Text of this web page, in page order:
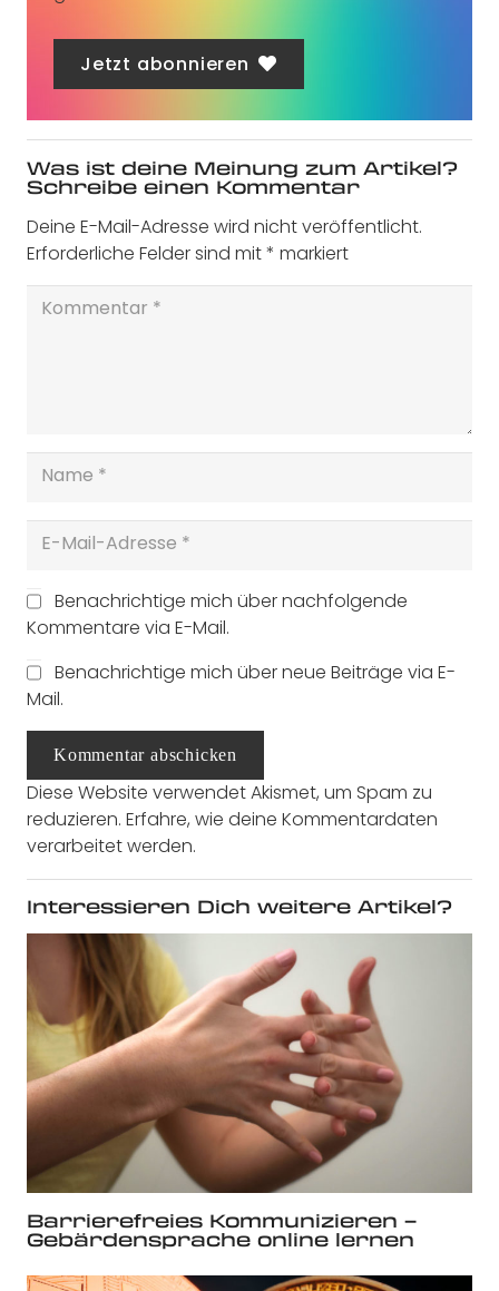
Jetzt abonnieren
Was ist deine Meinung zum Artikel?
Schreibe einen Kommentar
Deine E-Mail-Adresse wird nicht veröffentlicht.
Erforderliche Felder sind mit* markiert
Benachrichtige mich über nachfolgende
Kommentare via E-Mail.
Benachrichtige mich über neue Beiträge via E-
Mail.
Kommentar abschicken
Diese Website verwendet Akismet, um Spam zu
reduzieren. Erfahre, wie deine Kommentardaten
verarbeitet werden.
Interessieren Dich weitere Artikel?
Barrierefreies Kommunizieren –
Gebärdensprache online lernen